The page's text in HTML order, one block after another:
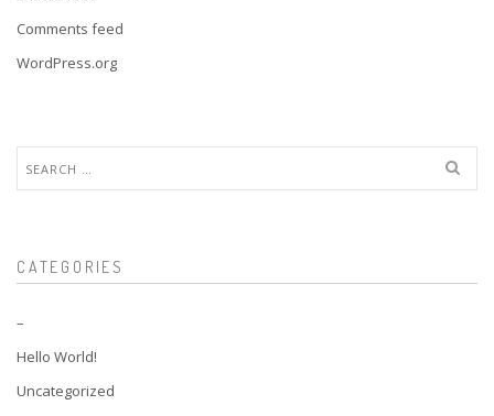
Comments feed
WordPress.org
for:
CATEGORIES
–
Hello World!
Uncategorized